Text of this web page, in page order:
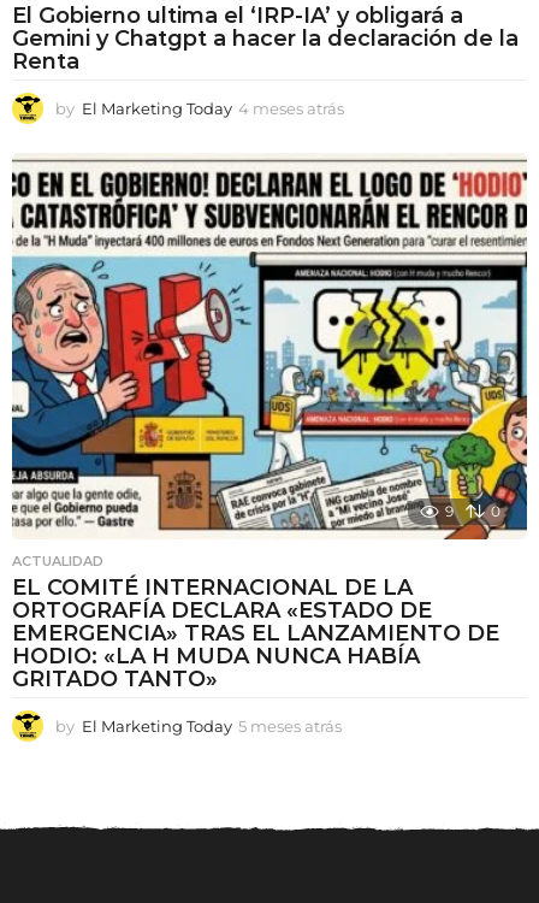
El Gobierno ultima el ‘IRP-IA’ y obligará a
Gemini y Chatgpt a hacer la declaración de la
Renta
by El Marketing Today 4 meses atrás
e
s
e
s
a
t
r
á
s
9 0
ACTUALIDAD
EL COMITÉ INTERNACIONAL DE LA
ORTOGRAFÍA DECLARA «ESTADO DE
EMERGENCIA» TRAS EL LANZAMIENTO DE
HODIO: «LA H MUDA NUNCA HABÍA
GRITADO TANTO»
by El Marketing Today 5 meses atrás